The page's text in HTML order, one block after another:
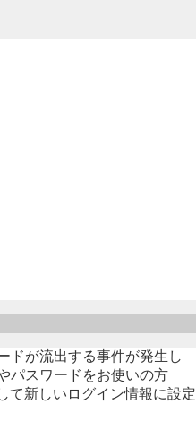
ドが流出する事件が発生し
パスワードをお使いの方
て新しいログイン情報に設定